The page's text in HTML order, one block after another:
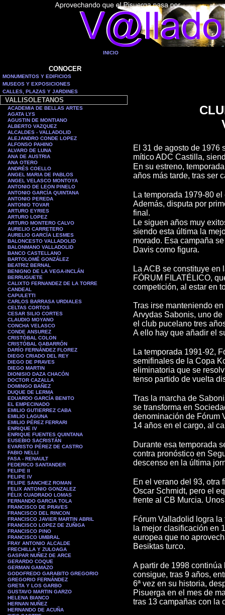
INICIO
CONOCER
MONUMENTOS Y EDIFICIOS
MUSEOS Y EXPOSICIONES
CALLES, PLAZAS Y JARDINES
VALLISOLETANOS
ACADEMIA DE BELLAS ARTES
AGATA LYS
AGUSTIN DE MONTIANO
ALBERTO VAZQUEZ
ALCALDES - VALLADOLID
ALEJANDRO CONDE LOPEZ
ALFONSO PAHINO
ALVARO DE LUNA
ANA DE AUSTRIA
ANA OTERO
ANDRÉS COELLO
ANGEL MARIA DE PABLOS
ANGEL VELASCO MONTOYA
ANTONIO DE LEON PINELO
ANTONIO GARCÍA QUINTANA
ANTONIO PEREDA
ANTONIO TOVAR
ARTURO EYRIES
ARTURO LOPEZ
ARTURO MONTERO CALVO
AURELIO CARRETERO
AURELIO GARCÍA LESMES
BALONCESTO VALLADOLID
BALONMANO VALLADOLID
BANCO CASTELLANO
BARTOLOMÉ GONZÁLEZ
BEATRIZ BERNAL
BENIGNO DE LA VEGA-INCLÁN
BERRUGUETE
CALIXTO FERNANDEZ DE LA TORRE
CANDEAL
CAPULETTI
CARLOS BARRASA URDIALES
CELTAS CORTOS
CESAR SILIO CORTES
CLAUDIO MOYANO
CONCHA VELASCO
CONDE ANSUREZ
CRISTÓBAL COLON
CRISTÓBAL GABARRÓN
DARÍO FERNÁNDEZ FLOREZ
DIEGO CRIADO DEL REY
DIEGO DE PRAVES
DIEGO MARTIN
DIONISIO DAZA CHACÓN
DOCTOR CAZALLA
DOMINGO BAÑEZ
DUQUE DE LERMA
EDUARDO GARCÍA BENITO
EL EMPECINADO
EMILIO GUTIERREZ CABA
EMILIO LAGUNA
EMILIO PÉREZ FERRARI
ENRIQUE IV
ENRIQUE FUENTES QUINTANA
EUSEBIO SACRISTÁN
EVARISTO PÉREZ DE CASTRO
FABIO NELLI
FASA - RENAULT
FEDERICO SANTANDER
FELIPE II
FELIPE IV
FELIPE SANCHEZ ROMAN
FELIX ANTONIO GONZALEZ
FÉLIX CUADRADO LOMAS
FERNANDO GARCIA TOLA
FRANCISCO DE PRAVES
FRANCISCO DEL RINCON
FRANCISCO JAVIER MARTIN ABRIL
FRANCISCO LOPEZ DE ZUÑIGA
FRANCISCO PINO
FRANCISCO UMBRAL
FRAY ANTONIO ALCALDE
FRECHILLA Y ZULOAGA
GASPAR NUÑEZ DE ARCE
GERARDO COQUE
GERMAN GAMAZO
GODOFREDO GARABITO GREGORIO
GREGORIO FERNÁNDEZ
GRETA Y LOS GARBO
GUSTAVO MARTIN GARZO
HELENA BIANCO
HERNAN NUÑEZ
HERNANDO DE ACUÑA
El 31 de agosto de 1976
mítico ADC Castilla,
En su estreno,
años más tarde, tras ser
La temporada 1979-80
Además, disputa por
final.
Le siguen años muy
siendo esta última la
morado. Esa campaña
Davis como figura.
La ACB se constituye
FÓRUM FILATÉLICO,
competición, al estar en
Tras irse manteniendo
Arvydas Sabonis, uno
el club pucelano tres
A ello hay que añadir el
La temporada 1991-92,
semifinales de la Copa
eliminatoria que se
tenso partido de vuelta
Tras la marcha de
se transforma en
denominación de Fórum
14 años en el cargo, al
Durante esa temporada
contra pronóstico en
descenso en la última
En el verano del 93, otra
Oscar Schmidt, pero el
frente al CB Murcia.
Fórum Valladolid logra
la mejor clasificación en
europea que no
Besiktas turco.
A partir de 1998
consigue, tras 9 años,
6ª vez en su historia,
Pisuerga en el mes de
tras 13 campañas con la